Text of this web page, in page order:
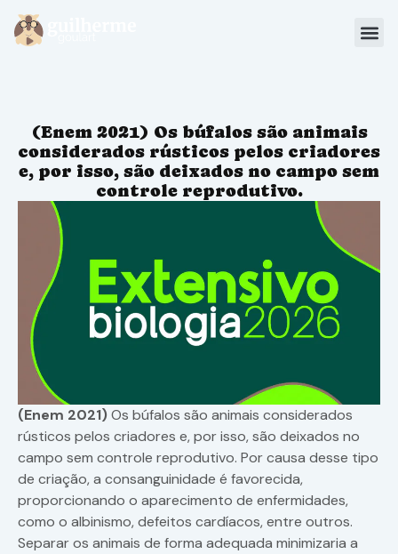
Sou Aluno
(Enem 2021) Os búfalos são animais
considerados rústicos pelos criadores
e, por isso, são deixados no campo sem
controle reprodutivo.
(Enem 2021)Os búfalos são animais considerados
rústicos pelos criadores e, por isso, são deixados no
campo sem controle reprodutivo. Por causa desse tipo
de criação, a consanguinidade é favorecida,
proporcionando o aparecimento de enfermidades,
como o albinismo, defeitos cardíacos, entre outros.
Separar os animais de forma adequada minimizaria a